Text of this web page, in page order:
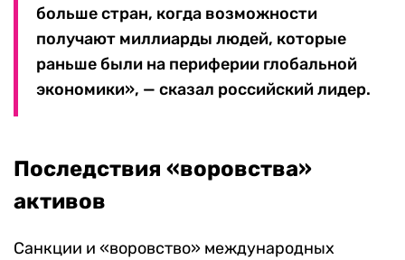
больше стран, когда возможности
получают миллиарды людей, которые
раньше были на периферии глобальной
экономики», — сказал российский лидер.
Последствия «воровства»
активов
Санкции и «воровство» международных